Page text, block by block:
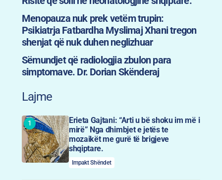
Menopauza nuk prek vetëm trupin:
Psikiatrja Fatbardha Myslimaj Xhani tregon
shenjat që nuk duhen neglizhuar
Sëmundjet që radiologjia zbulon para
simptomave. Dr. Dorian Skënderaj
Lajme
Erieta Gajtani: “Arti u bë shoku im më i
mirë” Nga dhimbjet e jetës te
mozaikët me gurë të brigjeve
shqiptare.
Impakt Shëndet